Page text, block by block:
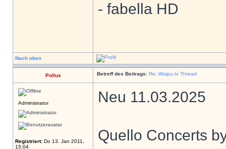
- fabella HD
Nach oben
Pollux Betreff des Beitrags: Re: Waipu.tv Thread
Administrator
Registriert: Do 13. Jan 2011,
15:04
Neu 11.03.2025
Quello Concerts